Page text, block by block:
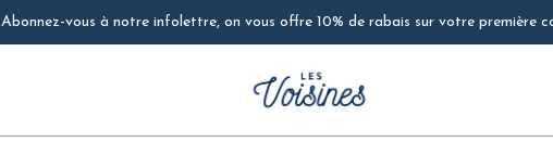
Abonnez-vous à notre infolettre, on vous offre 10% de rabais sur votre première